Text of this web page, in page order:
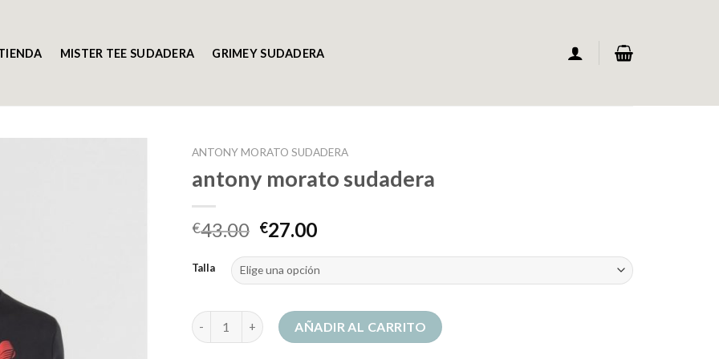
MISTER TEE SUDADERA GRIMEY SUDADERA
ANTONY MORATO SUDADERA
antony morato sudadera
€43.00 €27.00
Talla
antony morato sudadera cantidad
AÑADIR AL CARRITO